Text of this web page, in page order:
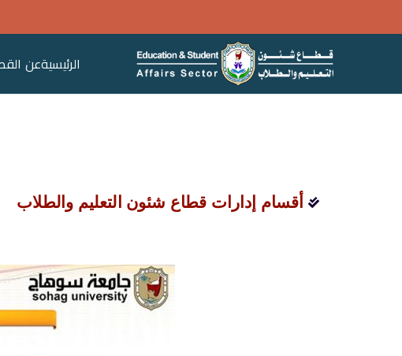
قطاعالرئيسيةعن
أقسام إدارات قطاع شئون التعليم والطلاب